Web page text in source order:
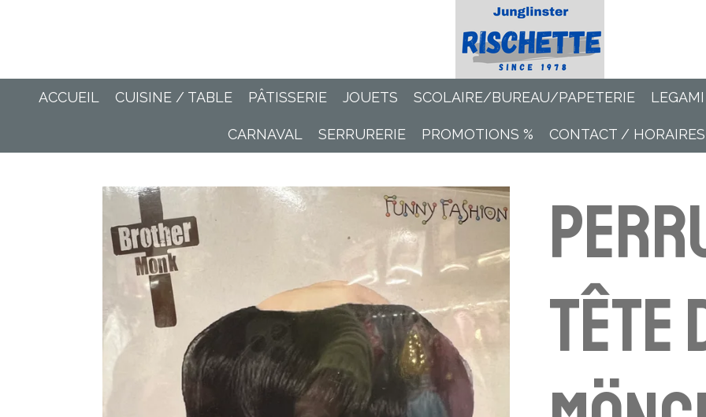
ACCUEIL CUISINE / TABLE PÂTISSERIE JOUETS SCOLAIRE/BUREAU/PAPETERIE LEGAMI
CARNAVAL SERRURERIE PROMOTIONS % CONTACT / HORAIRES
tête